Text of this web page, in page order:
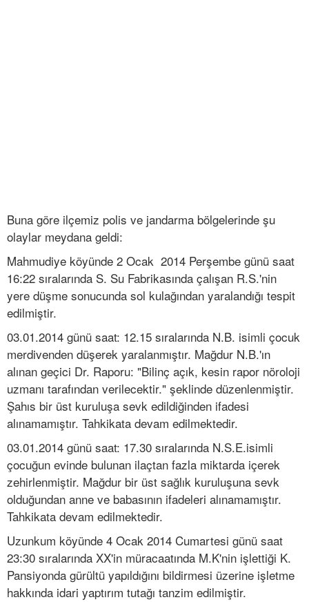
Buna göre ilçemiz polis ve jandarma bölgelerinde şu
olaylar meydana geldi:
Mahmudiye köyünde 2 Ocak 2014 Perşembe günü saat
16:22 sıralarında S. Su Fabrikasında çalışan R.S.'nin
yere düşme sonucunda sol kulağından yaralandığı tespit
edilmiştir.
03.01.2014 günü saat: 12.15 sıralarında N.B. isimli çocuk
merdivenden düşerek yaralanmıştır. Mağdur N.B.'ın
alınan geçici Dr. Raporu: "Bilinç açık, kesin rapor nöroloji
uzmanı tarafından verilecektir." şeklinde düzenlenmiştir.
Şahıs bir üst kuruluşa sevk edildiğinden ifadesi
alınamamıştır. Tahkikata devam edilmektedir.
03.01.2014 günü saat: 17.30 sıralarında N.S.E.isimli
çocuğun evinde bulunan ilaçtan fazla miktarda içerek
zehirlenmiştir. Mağdur bir üst sağlık kuruluşuna sevk
olduğundan anne ve babasının ifadeleri alınamamıştır.
Tahkikata devam edilmektedir.
Uzunkum köyünde 4 Ocak 2014 Cumartesi günü saat
23:30 sıralarında XX'in müracaatında M.K'nin işlettiği K.
Pansiyonda gürültü yapıldığını bildirmesi üzerine işletme
hakkında idari yaptırım tutağı tanzim edilmiştir.